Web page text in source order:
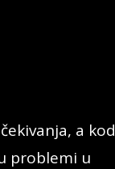
a kod
problemi u